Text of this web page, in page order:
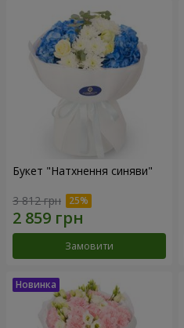
Букет "Натхнення синяви"
3 812 грн
Замовити